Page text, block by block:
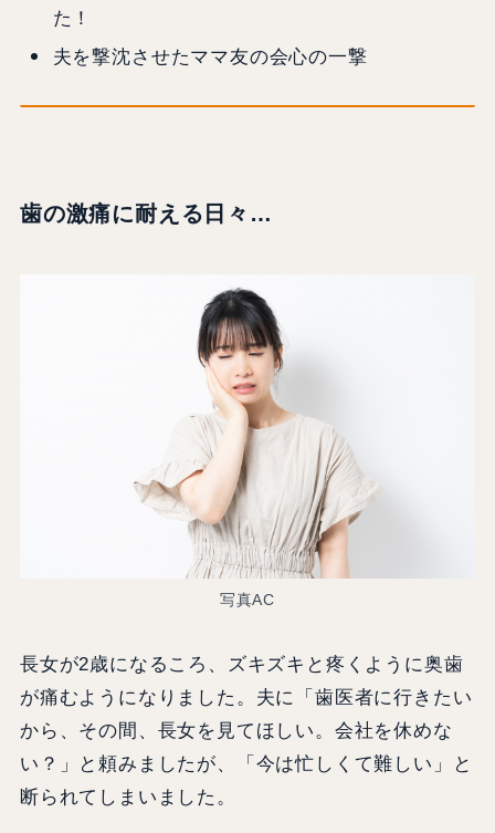
た！
夫を撃沈させたママ友の会心の一撃
歯の激痛に耐える日々…
写真AC
長女が2歳になるころ、ズキズキと疼くように奥歯
が痛むようになりました。夫に「歯医者に行きたい
から、その間、長女を見てほしい。会社を休めな
い？」と頼みましたが、「今は忙しくて難しい」と
断られてしまいました。